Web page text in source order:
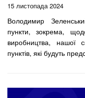
15 листопада 2024
Володимир
пункти, зокрема,
виробництва, нашої
пунктів, які будуть